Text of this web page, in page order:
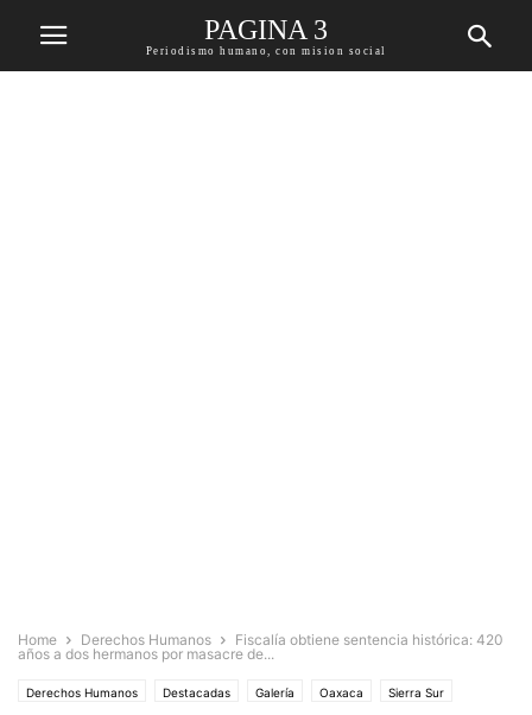
PAGINA 3
Periodismo humano, con mision social
Home Derechos Humanos
Fiscalía obtiene sentencia histórica: 420
años a dos hermanos por masacre de...
Derechos Humanos Destacadas Galería Oaxaca Sierra Sur